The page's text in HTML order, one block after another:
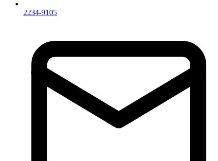
2234-9105